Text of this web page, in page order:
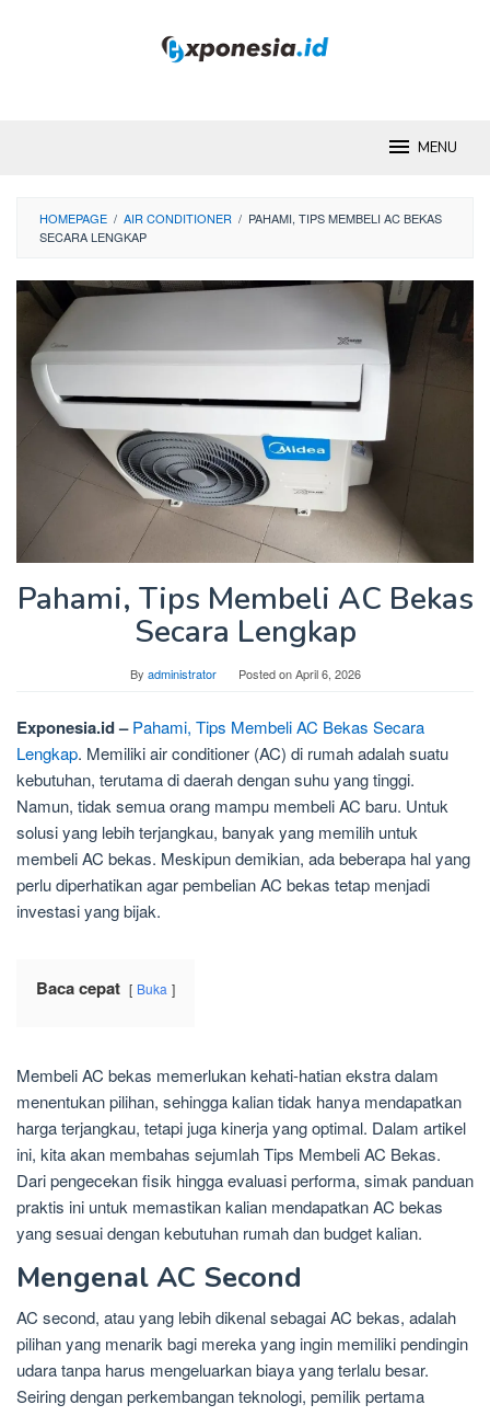
MENU
HOMEPAGE / AIR CONDITIONER / PAHAMI, TIPS MEMBELI AC BEKAS
SECARA LENGKAP
Pahami, Tips Membeli AC Bekas
Secara Lengkap
By administrator Posted onApril 6, 2026
Exponesia.id – Pahami, Tips Membeli AC Bekas Secara
Lengkap. Memiliki air conditioner (AC) di rumah adalah suatu
kebutuhan, terutama di daerah dengan suhu yang tinggi.
Namun, tidak semua orang mampu membeli AC baru. Untuk
solusi yang lebih terjangkau, banyak yang memilih untuk
membeli AC bekas. Meskipun demikian, ada beberapa hal yang
perlu diperhatikan agar pembelian AC bekas tetap menjadi
investasi yang bijak.
Baca cepat Buka
Membeli AC bekas memerlukan kehati-hatian ekstra dalam
menentukan pilihan, sehingga kalian tidak hanya mendapatkan
harga terjangkau, tetapi juga kinerja yang optimal. Dalam artikel
ini, kita akan membahas sejumlah Tips Membeli AC Bekas.
Dari pengecekan fisik hingga evaluasi performa, simak panduan
praktis ini untuk memastikan kalian mendapatkan AC bekas
yang sesuai dengan kebutuhan rumah dan budget kalian.
Mengenal AC Second
AC second, atau yang lebih dikenal sebagai AC bekas, adalah
pilihan yang menarik bagi mereka yang ingin memiliki pendingin
udara tanpa harus mengeluarkan biaya yang terlalu besar.
Seiring dengan perkembangan teknologi, pemilik pertama